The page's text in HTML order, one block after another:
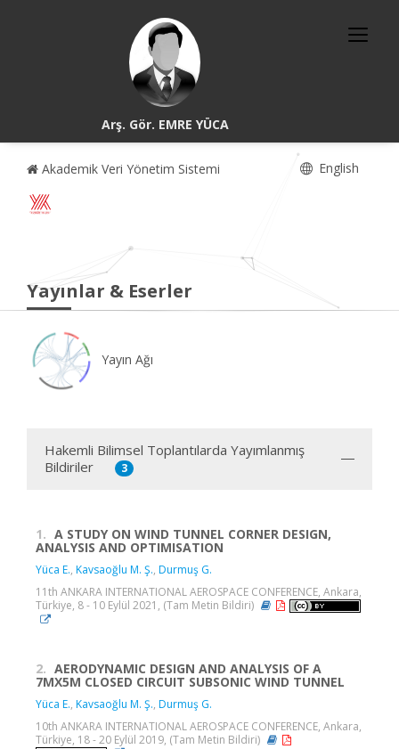
Arş. Gör. EMRE YÜCA
Akademik Veri Yönetim Sistemi English
Yayınlar & Eserler
Yayın Ağı
Hakemli Bilimsel Toplantılarda Yayımlanmış
Bildiriler
3
1. A STUDY ON WIND TUNNEL CORNER DESIGN,
ANALYSIS AND OPTIMISATION
Yüca E., Kavsaoğlu M. Ş., Durmuş G.
11th ANKARA INTERNATIONAL AEROSPACE CONFERENCE, Ankara,
Türkiye, 8 - 10 Eylül 2021, (Tam Metin Bildiri)
2. AERODYNAMIC DESIGN AND ANALYSIS OF A
7MX5M CLOSED CIRCUIT SUBSONIC WIND TUNNEL
Yüca E., Kavsaoğlu M. Ş., Durmuş G.
10th ANKARA INTERNATIONAL AEROSPACE CONFERENCE, Ankara,
Türkiye, 18 - 20 Eylül 2019, (Tam Metin Bildiri)